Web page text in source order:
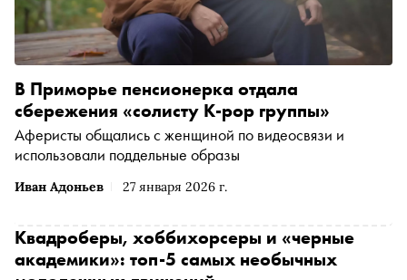
Иван Адоньев 27 января 2026 г.
В Приморье пенсионерка отдала
сбережения «солисту K-pop группы»
Аферисты общались с женщиной по видеосвязи и
использовали поддельные образы
Квадроберы, хоббихорсеры и «черные
академики»: топ-5 самых необычных